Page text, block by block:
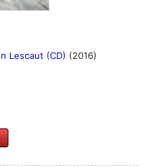
Lescaut (CD) (2016)